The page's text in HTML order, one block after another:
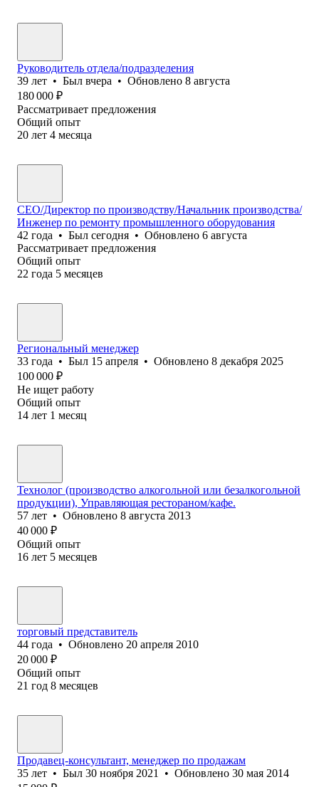
Руководитель отдела/подразделения
39 лет • Был вчера • Обновлено 8 августа
180 000 ₽
Рассматривает предложения
Общий опыт
20 лет 4 месяца
СЕО/Директор по производству/Начальник производства/
Инженер по ремонту промышленного оборудования
42 года • Был сегодня • Обновлено 6 августа
Рассматривает предложения
Общий опыт
22 года 5 месяцев
Региональный менеджер
33 года • Был 15 апреля • Обновлено 8 декабря 2025
100 000 ₽
Не ищет работу
Общий опыт
14 лет 1 месяц
Технолог (производство алкогольной или безалкогольной
продукции), Управляющая рестораном/кафе.
57 лет • Обновлено 8 августа 2013
40 000 ₽
Общий опыт
16 лет 5 месяцев
торговый представитель
44 года • Обновлено 20 апреля 2010
20 000 ₽
Общий опыт
21 год 8 месяцев
Продавец-консультант, менеджер по продажам
35 лет • Был 30 ноября 2021 • Обновлено 30 мая 2014